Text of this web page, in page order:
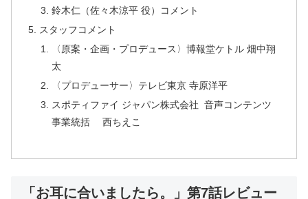
鈴木仁（佐々木涼平 役）コメント
スタッフコメント
〈原案・企画・プロデュース〉博報堂ケトル 畑中翔
太
〈プロデューサー〉テレビ東京 寺原洋平
スポティファイ ジャパン株式会社 音声コンテンツ
事業統括 西ちえこ
「お耳に合いましたら。」第7話レビュー